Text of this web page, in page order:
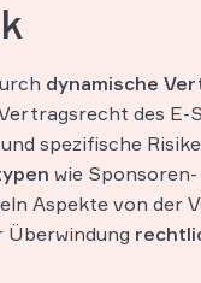
dynamische
des
spezifische
wie
Aspekte von der
Überwindung